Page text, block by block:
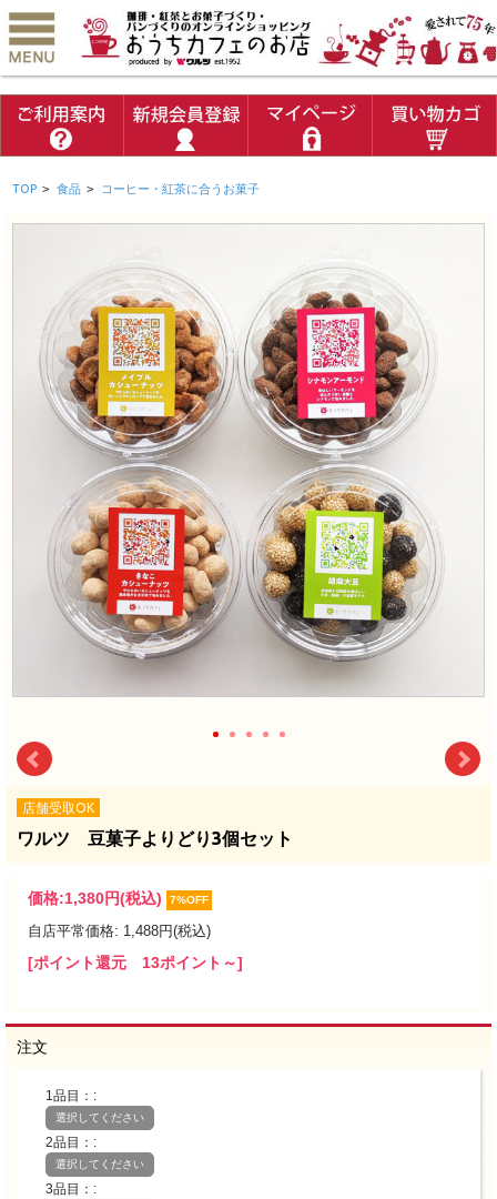
TOP > 食品 > コーヒー・紅茶に合うお菓子
店舗受取OK
ワルツ 豆菓子よりどり3個セット
価格:1,380円(税込) 7%OFF
自店平常価格: 1,488円(税込)
[ポイント還元 13ポイント～]
注文
1品目：:
選択してください
2品目：:
選択してください
3品目：: